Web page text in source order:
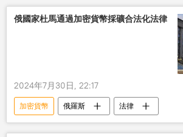
俄國家杜馬通過加密貨幣採礦合法化法律
2024年7月30日, 22:17
加密貨幣 俄羅斯 法律